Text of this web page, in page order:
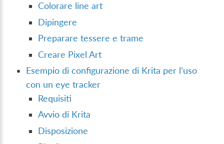
Colorare line art
Dipingere
Preparare tessere e trame
Creare Pixel Art
Esempio di configurazione di Krita per l’uso
con un eye tracker
Requisiti
Avvio di Krita
Disposizione